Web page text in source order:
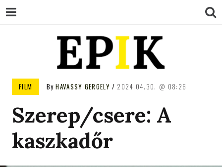
EPIK
FILM ByHAVASSY GERGELY 2024.04.30. 08:26
Szerep/csere: A
kaszkadőr